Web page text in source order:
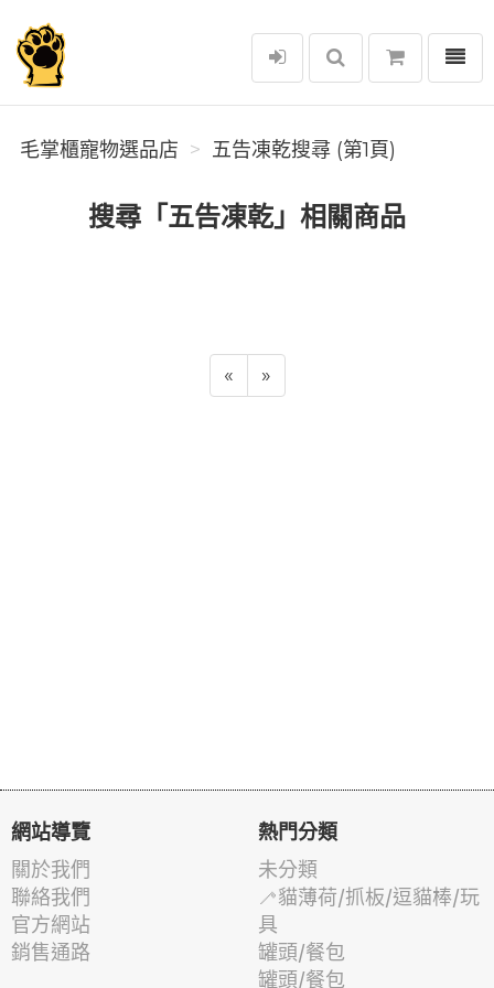
毛掌櫃寵物選品店
選單
毛掌櫃寵物選品店 五告凍乾搜尋 (第1頁)
搜尋「五告凍乾」相關商品
« »
網站導覽
關於我們
聯絡我們
官方網站
銷售通路
熱門分類
未分類
🦯貓薄荷/抓板/逗貓棒/玩
具
罐頭/餐包
罐頭/餐包